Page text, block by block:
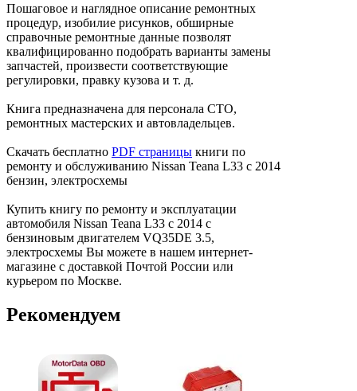
Пошаговое и наглядное описание ремонтных
процедур, изобилие рисунков, обширные
справочные ремонтные данные позволят
квалифицированно подобрать варианты замены
запчастей, произвести соответствующие
регулировки, правку кузова и т. д.
Книга предназначена для персонала СТО,
ремонтных мастерских и автовладельцев.
Скачать бесплатно PDF страницы книги по
ремонту и обслуживанию Nissan Teana L33 с 2014
бензин, электросхемы
Купить книгу по ремонту и эксплуатации
автомобиля Nissan Teana L33 с 2014 с
бензиновым двигателем VQ35DE 3.5,
электросхемы Вы можете в нашем интернет-
магазине с доставкой Почтой России или
курьером по Москве.
Рекомендуем